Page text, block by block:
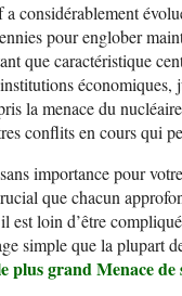
considérablement
pour englober
que caractéristique
économiques,
la menace du
conflits en cours qui
importance pour
que chacun
est loin d’être
simple que la plupart
plus grand Menace